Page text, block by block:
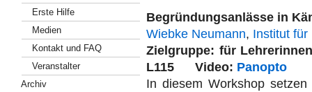
Erste Hilfe
Medien
Kontakt und FAQ
Veranstalter
Archiv
Begründungsanlässe in
Wiebke Neumann, Institut für
Zielgruppe: für
L115 Video: Panopto
In diesem Workshop